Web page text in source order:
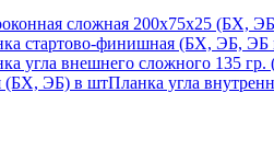
сложная 200х75х25 (БХ,
стартово-финишная (БХ, ЭБ, ЭБ
угла внешнего сложного 135
(БХ, ЭБ) в штПланка угла